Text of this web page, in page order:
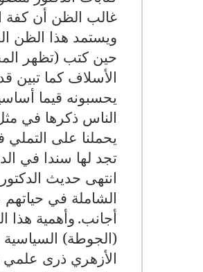
غالب الظن أن كفة
ويستمد هذا الظن
حين كتب (تظهر
الأسلاف كما تبين
يحسبونه قيما
الناس ذكرها في
يحملنا على التملي
تجد لها سندا في
انتهى حديث
الشاملة في حياتهم
أجانب. وأهمية هذا
(الجوطة)
الأزهري ذرى علمي